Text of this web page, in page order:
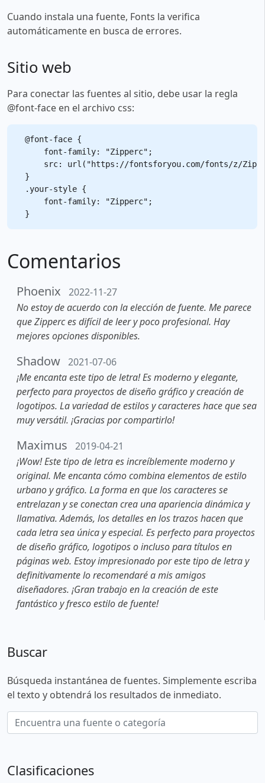
Cuando instala una fuente, Fonts la verifica
automáticamente en busca de errores.
Sitio web
Para conectar las fuentes al sitio, debe usar la regla
@font-face en el archivo css:
@font-face {
    font-family: "Zipperc";
src: url("https://fontsforyou.com/fonts/z/
}
.your-style {
    font-family: "Zipperc";
Comentarios
Phoenix
2022-11-27
No estoy de acuerdo con la elección de fuente. Me parece
que Zipperc es difícil de leer y poco profesional. Hay
mejores opciones disponibles.
Shadow 2021-07-06
¡Me encanta este tipo de letra! Es moderno y elegante,
perfecto para proyectos de diseño gráfico y creación de
logotipos. La variedad de estilos y caracteres hace que sea
muy versátil. ¡Gracias por compartirlo!
Maximus
2019-04-21
¡Wow! Este tipo de letra es increíblemente moderno y
original. Me encanta cómo combina elementos de estilo
urbano y gráfico. La forma en que los caracteres se
entrelazan y se conectan crea una apariencia dinámica y
llamativa. Además, los detalles en los trazos hacen que
cada letra sea única y especial. Es perfecto para proyectos
de diseño gráfico, logotipos o incluso para títulos en
páginas web. Estoy impresionado por este tipo de letra y
definitivamente lo recomendaré a mis amigos
diseñadores. ¡Gran trabajo en la creación de este
fantástico y fresco estilo de fuente!
Buscar
Búsqueda instantánea de fuentes. Simplemente escriba
el texto y obtendrá los resultados de inmediato.
Clasificaciones